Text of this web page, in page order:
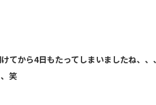
てから4日もたってしまいましたね、、、
笑